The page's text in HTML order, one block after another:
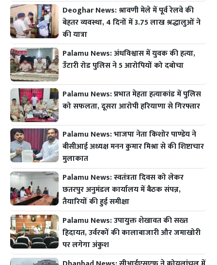
Deoghar News: श्रावणी मेले में पूर्व रेलवे की
बेहतर व्यवस्था, 4 दिनों में 3.75 लाख श्रद्धालुओं ने
की यात्रा
Palamu News: अंधविश्वास में युवक की हत्या,
उँटारी रोड पुलिस ने 5 आरोपियों को दबोचा
Palamu News: प्रभात मेहता हत्याकांड में पुलिस
को सफलता, दूसरा आरोपी हरियाणा से गिरफ्तार
Palamu News: भाजपा नेता किशोर पाण्डेय ने
बीसीआई अध्यक्ष मनन कुमार मिश्रा से की शिष्टाचार
मुलाकात
Palamu News: स्वतंत्रता दिवस को लेकर
छतरपुर अनुमंडल कार्यालय में बैठक संपन्न,
तैयारियों की हुई समीक्षा
Palamu News: उपायुक्त शेखावत की सख्त
हिदायत, उर्वरकों की कालाबाजारी और जमाखोरी
पर लगेगा अंकुश